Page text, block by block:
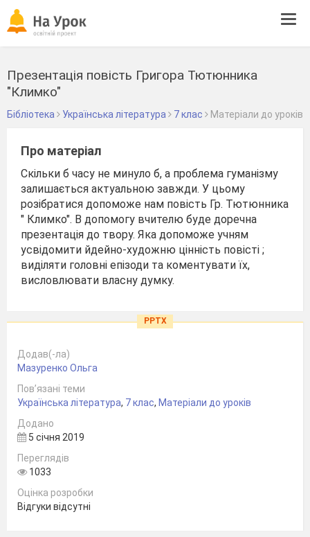
Презентація повість Григора Тютюнника
"Климко"
Бібліотека Українська література 7 клас Матеріали до уроків
Про матеріал
Скільки б часу не минуло б, а проблема гуманізму
залишається актуальною завжди. У цьому
розібратися допоможе нам повість Гр. Тютюнника
" Климко". В допомогу вчителю буде доречна
презентація до твору. Яка допоможе учням
усвідомити йдейно-художню цінність повісті ;
виділяти головні епізоди та коментувати їх,
висловлювати власну думку.
PPTX
Додав(-ла)
Мазуренко Ольга
Пов’язані теми
Українська література, 7 клас, Матеріали до уроків
Додано
5 січня 2019
Переглядів
1033
Оцінка розробки
Відгуки відсутні